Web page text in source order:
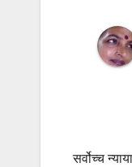
सर्वोच्च